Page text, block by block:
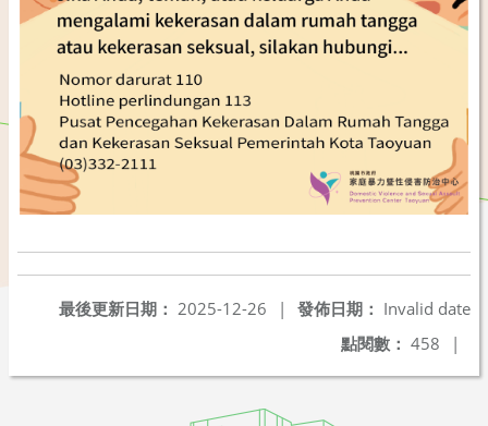
發佈日期： Invalid date
最後更新日期： 2025-12-26
|
點閱數： 458 |